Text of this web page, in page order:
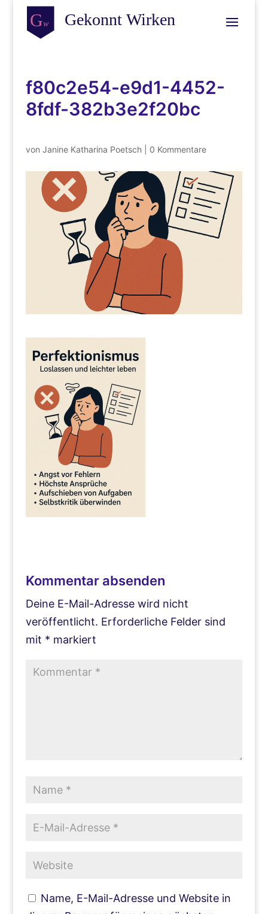
f80c2e54-e9d1-4452-
8fdf-382b3e2f20bc
von Janine Katharina Poetsch| 0 Kommentare
Kommentar absenden
Deine E-Mail-Adresse wird nicht
veröffentlicht. Erforderliche Felder sind
mit * markiert
Name, E-Mail-Adresse und Website in